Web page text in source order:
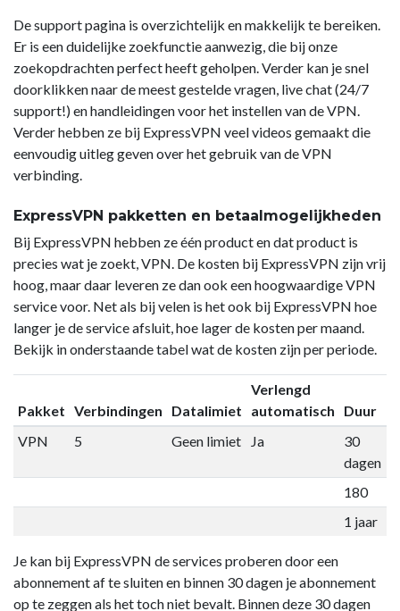
De support pagina is overzichtelijk en makkelijk te bereiken.
Er is een duidelijke zoekfunctie aanwezig, die bij onze
zoekopdrachten perfect heeft geholpen. Verder kan je snel
doorklikken naar de meest gestelde vragen, live chat (24/7
support!) en handleidingen voor het instellen van de VPN.
Verder hebben ze bij ExpressVPN veel videos gemaakt die
eenvoudig uitleg geven over het gebruik van de VPN
verbinding.
ExpressVPN pakketten en betaalmogelijkheden
Bij ExpressVPN hebben ze één product en dat product is
precies wat je zoekt, VPN. De kosten bij ExpressVPN zijn vrij
hoog, maar daar leveren ze dan ook een hoogwaardige VPN
service voor. Net als bij velen is het ook bij ExpressVPN hoe
langer je de service afsluit, hoe lager de kosten per maand.
Bekijk in onderstaande tabel wat de kosten zijn per periode.
Pakket Verbindingen Datalimiet
Verlengd
automatisch
Duur
VPN
5 Geen limiet Ja
30
dagen
180
1 jaar
Je kan bij ExpressVPN de services proberen door een
abonnement af te sluiten en binnen 30 dagen je abonnement
op te zeggen als het toch niet bevalt. Binnen deze 30 dagen